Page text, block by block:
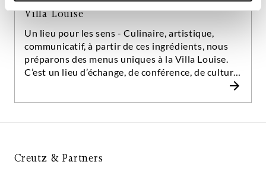
Villa Louise
Un lieu pour les sens - Culinaire, artistique,
communicatif, à partir de ces ingrédients, nous
préparons des menus uniques à la Villa Louise.
C’est un lieu d’échange, de conférence, de culture
Creutz & Partners